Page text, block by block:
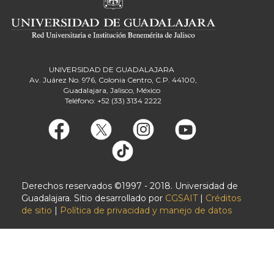
UNIVERSIDAD DE GUADALAJARA
Av. Juárez No. 976, Colonia Centro, C.P. 44100,
Guadalajara, Jalisco, México
Teléfono: +52 (33) 3134 2222
Derechos reservados ©1997 - 2018. Universidad de
Guadalajara. Sitio desarrollado por CGSAIT| Créditos
de sitio | Política de privacidad y manejo de datos